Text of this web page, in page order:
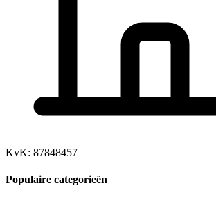
KvK: 87848457
Populaire categorieën